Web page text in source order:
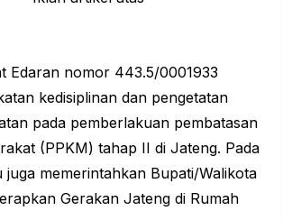
Edaran nomor 443.5/0001933
kedisiplinan dan pengetatan
pada pemberlakuan pembatasan
(PPKM) tahap II di Jateng. Pada
juga memerintahkan Bupati/Walikota
Gerakan Jateng di Rumah